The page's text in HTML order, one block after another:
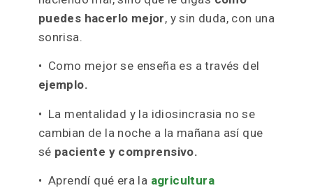
• Cuando vas a trabajar a un sitio con el
propósito de cambiar las cosas,
gente de allí qué se ha hecho antes y qué
quieren conseguir.
base de todo
comemos, lo que nos sostiene y lo que
nos permite estar, se merece que la
cuidemos más.